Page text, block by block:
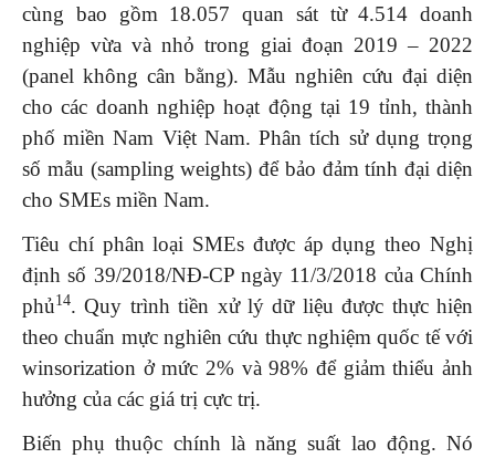
cùng bao gồm 18.057 quan sát từ 4.514 doanh
nghiệp vừa và nhỏ trong giai đoạn 2019 – 2022
(panel không cân bằng). Mẫu nghiên cứu đại diện
cho các doanh nghiệp hoạt động tại 19 tỉnh, thành
phố miền Nam Việt Nam. Phân tích sử dụng trọng
số mẫu (sampling weights) để bảo đảm tính đại diện
cho SMEs miền Nam.
Tiêu chí phân loại SMEs được áp dụng theo Nghị
định số 39/2018/NĐ-CP ngày 11/3/2018 của Chính
phủ 14. Quy trình tiền xử lý dữ liệu được thực hiện
theo chuẩn mực nghiên cứu thực nghiệm quốc tế với
winsorization ở mức 2% và 98% để giảm thiểu ảnh
hưởng của các giá trị cực trị.
Biến phụ thuộc chính là năng suất lao động. Nó